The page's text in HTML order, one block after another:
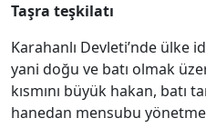
Taşra teşkilatı
Karahanlı Devleti’nde ülke
yani doğu ve batı olmak
kısmını büyük hakan, batı
hanedan mensubu